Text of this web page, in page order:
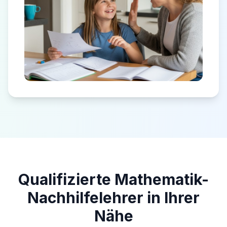
Qualifizierte Mathematik-
Nachhilfelehrer in Ihrer
Nähe